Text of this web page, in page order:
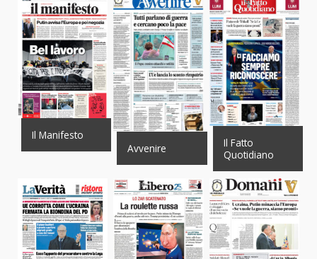
Il Manifesto
Avvenire
Il Fatto
Quotidiano